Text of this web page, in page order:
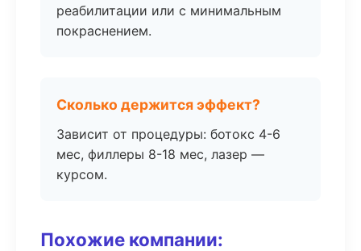
реабилитации или с минимальным
покраснением.
Сколько держится эффект?
Зависит от процедуры: ботокс 4-6
мес, филлеры 8-18 мес, лазер —
курсом.
Похожие компании: